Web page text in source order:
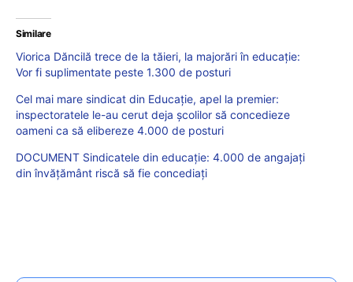
Similare
Viorica Dăncilă trece de la tăieri, la majorări în educație:
Vor fi suplimentate peste 1.300 de posturi
Cel mai mare sindicat din Educație, apel la premier:
inspectoratele le-au cerut deja școlilor să concedieze
oameni ca să elibereze 4.000 de posturi
DOCUMENT Sindicatele din educație: 4.000 de angajați
din învățământ riscă să fie concediați